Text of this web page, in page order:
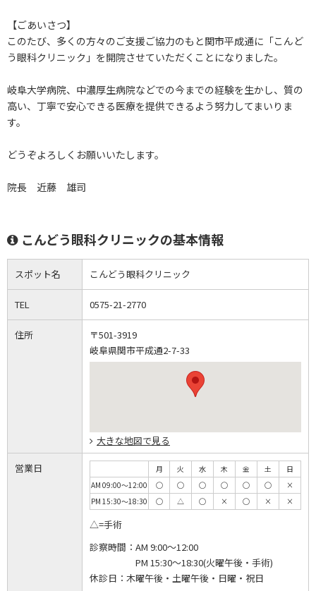
【ごあいさつ】
このたび、多くの方々のご支援ご協力のもと関市平成通に「こんど
う眼科クリニック」を開院させていただくことになりました。
岐阜大学病院、中濃厚生病院などでの今までの経験を生かし、質の
高い、丁寧で安心できる医療を提供できるよう努力してまいりま
す。
どうぞよろしくお願いいたします。
院長 近藤 雄司
こんどう眼科クリニックの基本情報
スポット名 こんどう眼科クリニック
TEL 0575-21-2770
住所
〒501-3919
岐阜県関市平成通2-7-33
大きな地図で見る
営業日 月 火 水 木 金 土
日
AM 09:00～12:00
◯ ◯ ◯ ◯ ◯ ◯
×
PM 15:30～18:30
◯ △ ◯ × ◯ × ×
△=手術
診察時間： AM 9:00～12:00
PM 15:30～18:30(火曜午後・手術)
休診日： 木曜午後・土曜午後・日曜・祝日